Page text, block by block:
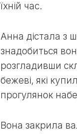
їхній час.
Анна дістала з
знадобиться
розгладивши
бежеві, які
прогулянок
Вона закрила